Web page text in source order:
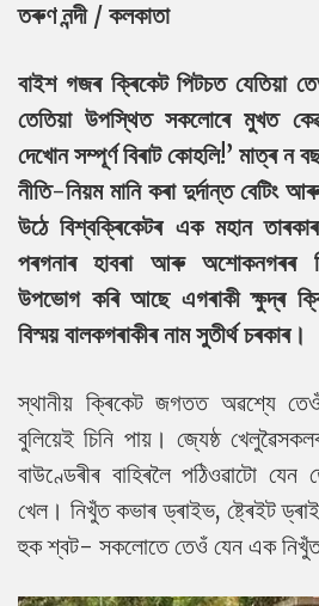
তৰুণ নন্দী / কলকাতা
বাইশ গজৰ ক্ৰিকেট পিটচত যেতিয়া
তেতিয়া উপস্থিত সকলোৰে মুখত
দেখোন সম্পূৰ্ণ বিৰাট কোহলি!’ মাত্ৰ ন
নীতি-নিয়ম মানি কৰা দুৰ্দান্ত বেটিং
উঠে বিশ্বক্ৰিকেটৰ এক মহান
পৰগনাৰ হাবৰা আৰু অশোকনগৰৰ
উপভোগ কৰি আছে এগৰাকী ক্ষুদ্ৰ
বিস্ময় বালকগৰাকীৰ নাম সুতীৰ্থ চৰকাৰ।
স্থানীয় ক্ৰিকেট জগতত অৱশ্যে
বুলিয়েই চিনি পায়। জ্যেষ্ঠ
বাউণ্ডেৰীৰ বাহিৰলৈ পঠিওৱাটো
খেল। নিখুঁত কভাৰ ড্ৰাইভ, ষ্ট্ৰেইট
হুক শ্বট- সকলোতে তেওঁ যেন এক নিখুঁত